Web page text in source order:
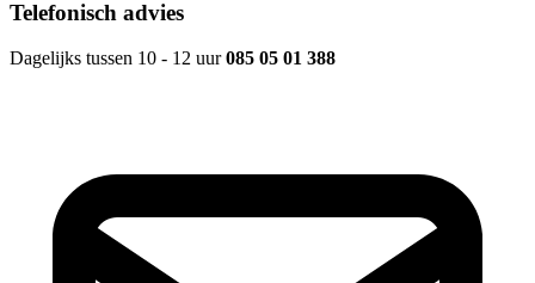
Telefonisch advies
Dagelijks tussen 10 - 12 uur085 05 01 388